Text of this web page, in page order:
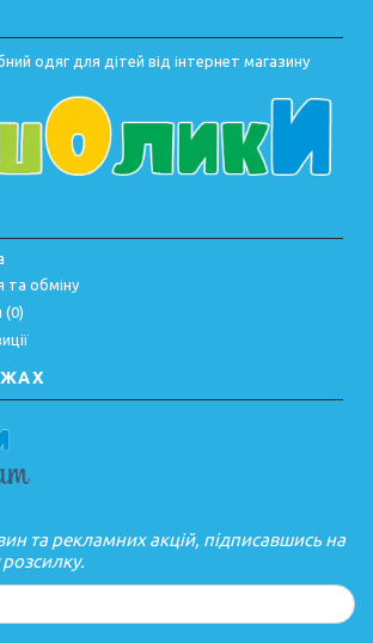
одяг для дітей від інтернет магазину
та обміну
(0)
та рекламних акцій, підписавшись на